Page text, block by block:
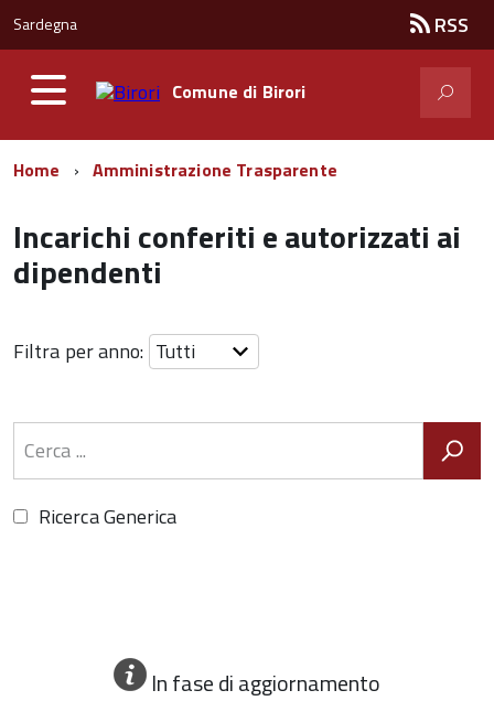
Sardegna RSS
Comune di Birori
Home Amministrazione Trasparente
Incarichi conferiti e autorizzati ai
dipendenti
Filtra per anno:
Ricerca Generica
In fase di aggiornamento